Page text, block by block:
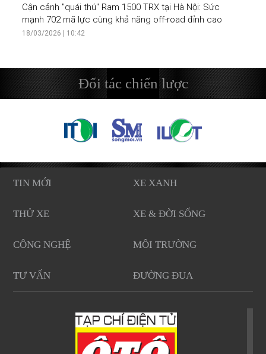
Cận cảnh "quái thú" Ram 1500 TRX tại Hà Nội: Sức
mạnh 702 mã lực cùng khả năng off-road đỉnh cao
18/03/2026 | 10:42
Đối tác chiến lược
TIN MỚI XE XANH
THỬ XE XE & ĐỜI SỐNG
CÔNG NGHỆ MÔI TRƯỜNG
TƯ VẤN ĐƯỜNG ĐUA